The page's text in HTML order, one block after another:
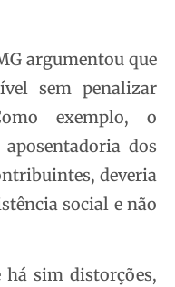
argumentou que
sem penalizar
exemplo, o
dos
deveria
social e não
sim distorções,